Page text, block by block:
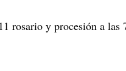
rosario y procesión a las